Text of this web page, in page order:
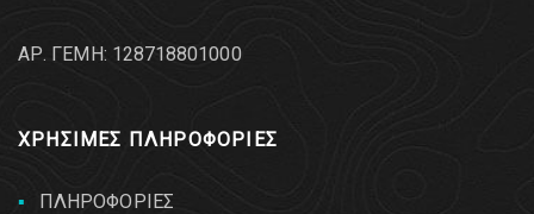
AΡ. ΓΕΜΗ: 128718801000
ΧΡΗΣΙΜΕΣ ΠΛΗΡΟΦΟΡΙΕΣ
ΠΛΗΡΟΦΟΡΙΕΣ